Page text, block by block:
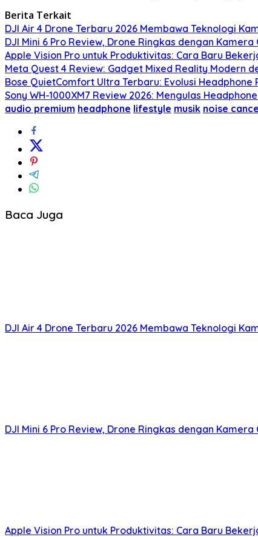
Berita Terkait
DJI Air 4 Drone Terbaru 2026 Membawa Teknologi
DJI Mini 6 Pro Review, Drone Ringkas dengan
Apple Vision Pro untuk Produktivitas: Cara Baru
Meta Quest 4 Review: Gadget Mixed Reality Modern
Bose QuietComfort Ultra Terbaru: Evolusi
Sony WH-1000XM7 Review 2026: Mengulas
audio premium headphone lifestyle musik noise
Baca Juga
DJI Air 4 Drone Terbaru 2026 Membawa Teknologi
DJI Mini 6 Pro Review, Drone Ringkas dengan
Apple Vision Pro untuk Produktivitas: Cara Baru